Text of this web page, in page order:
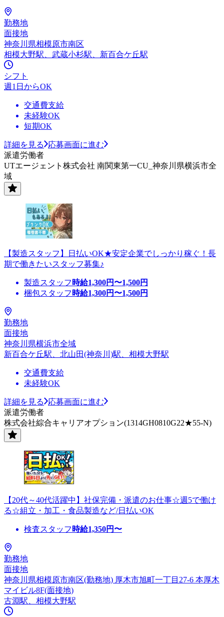
勤務地
面接地
神奈川県相模原市南区
相模大野駅、武蔵小杉駅、新百合ケ丘駅
シフト
週1日からOK
交通費支給
未経験OK
短期OK
詳細を見る
応募画面に進む
派遣労働者
UTエージェント株式会社 南関東第一CU_神奈川県横浜市全
域
【製造スタッフ】日払いOK★安定企業でしっかり稼ぐ！長
期で働きたいスタッフ募集♪
製造スタッフ 時給1,300円〜1,500円
梱包スタッフ 時給1,300円〜1,500円
勤務地
面接地
神奈川県横浜市全域
新百合ケ丘駅、北山田(神奈川)駅、相模大野駅
交通費支給
未経験OK
詳細を見る
応募画面に進む
派遣労働者
株式会社綜合キャリアオプション(1314GH0810G22★55-N)
【20代～40代活躍中】社保完備・派遣のお仕事☆週5で働け
る☆組立・加工・食品製造など/日払いOK
検査スタッフ 時給1,350円〜
勤務地
面接地
神奈川県相模原市南区(勤務地) 厚木市旭町一丁目27-6 本厚木
マイビル8F(面接地)
古淵駅、相模大野駅